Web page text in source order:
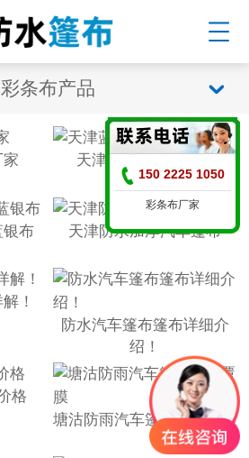
彩条布产品
家 天津蓝银布厂家直销
银布 天津防水加厚汽车篷布
！
防水汽车篷布篷布详细介
绍！
格
塘沽防雨汽车篷布加厚覆膜
150 2225 1050
彩条布厂家